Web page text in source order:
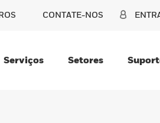
CONTATE-NOS
Serviços Setores